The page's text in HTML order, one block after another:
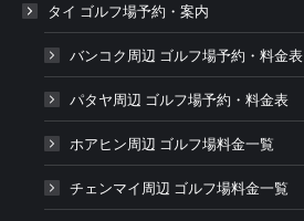
タイ ゴルフ場予約・案内
バンコク周辺 ゴルフ場予約・料金表
パタヤ周辺 ゴルフ場予約・料金表
ホアヒン周辺 ゴルフ場料金一覧
チェンマイ周辺 ゴルフ場料金一覧